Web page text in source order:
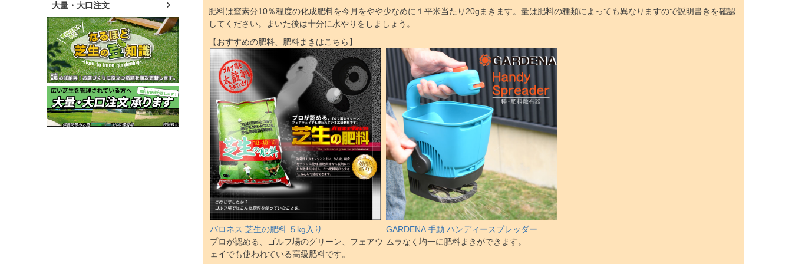
大量・大口注文
肥料は窒素分10％程度の化成肥料を今月をやや少なめに１平米当たり20gまきます。量は肥料の種類によっても異なりますので説明書きを確認
してください。まいた後は十分に水やりをしましょう。
【おすすめの肥料、肥料まきはこちら】
バロネス 芝生の肥料 ５kg入り
プロが認める、ゴルフ場のグリーン、フェアウ
ェイでも使われている高級肥料です。
GARDENA 手動 ハンディースプレッダー
ムラなく均一に肥料まきができます。